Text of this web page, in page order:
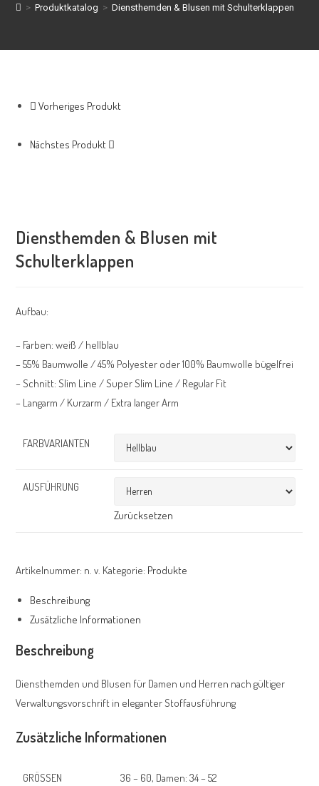
> Produktkatalog > Diensthemden & Blusen mit Schulterklappen
Vorheriges Produkt
Nächstes Produkt
Diensthemden & Blusen mit
Schulterklappen
Aufbau:
– Farben: weiß / hellblau
– 55% Baumwolle / 45% Polyester oder 100% Baumwolle bügelfrei
– Schnitt: Slim Line / Super Slim Line / Regular Fit
– Langarm / Kurzarm / Extra langer Arm
FARBVARIANTEN
AUSFÜHRUNG
Zurücksetzen
Artikelnummer: n. v. Kategorie: Produkte
Beschreibung
Zusätzliche Informationen
Beschreibung
Diensthemden und Blusen für Damen und Herren nach gültiger
Verwaltungsvorschrift in eleganter Stoffausführung
Zusätzliche Informationen
GRÖSSEN 36 – 60, Damen: 34 – 52